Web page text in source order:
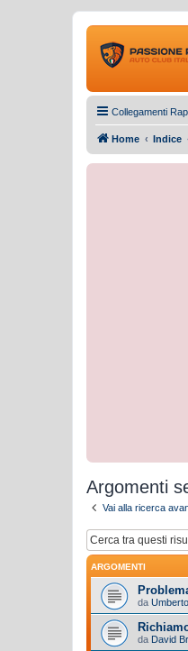
Collegamenti
Home Indice
Argomenti
Vai alla ricerca
ARGOMENTI
da
da David